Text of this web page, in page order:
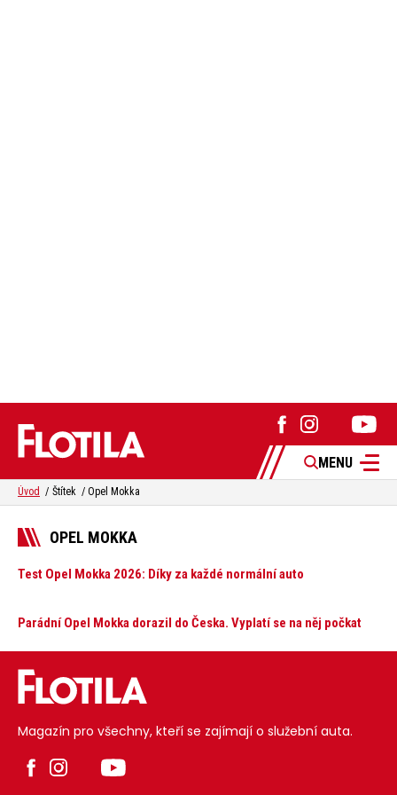
MENU
Úvod Štítek Opel Mokka
OPEL MOKKA
Test Opel Mokka 2026: Díky za každé normální auto
Parádní Opel Mokka dorazil do Česka. Vyplatí se na něj počkat
Magazín pro všechny, kteří se zajímají o služební auta.